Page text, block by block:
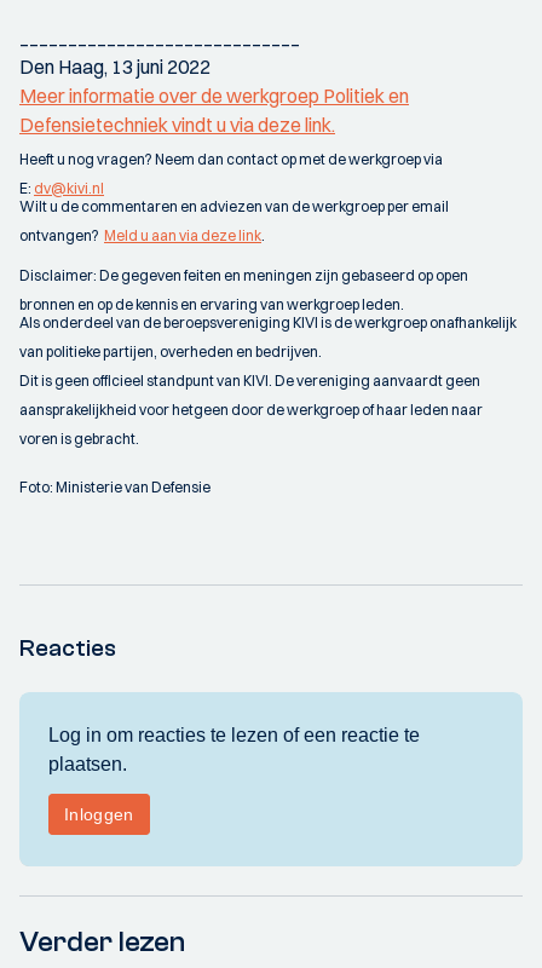
Den Haag, 13 juni 2022
Meer informatie over de werkgroep Politiek en
Defensietechniek vindt u via deze link.
Heeft u nog vragen? Neem dan contact op met de werkgroep via
E: dv@kivi.nl
Wilt u de commentaren en adviezen van de werkgroep per email
ontvangen? Meld u aan via deze link.
Disclaimer: De gegeven feiten en meningen zijn gebaseerd op open
bronnen en op de kennis en ervaring van werkgroep leden.
Als onderdeel van de beroepsvereniging KIVI is de werkgroep onafhankelijk
van politieke partijen, overheden en bedrijven.
Dit is geen officieel standpunt van KIVI. De vereniging aanvaardt geen
aansprakelijkheid voor hetgeen door de werkgroep of haar leden naar
voren is gebracht.
Foto: Ministerie van Defensie
Reacties
Verder lezen